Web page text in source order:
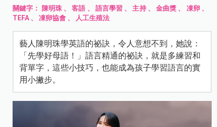
關鍵字： 陳明珠、客語 、 語言學習 、 主持、 金曲獎 、 凍卵、
TEFA 、凍卵協會 、 人工生殖法
藝人陳明珠學英語的祕訣，令人意想不到，她說：
「先學好母語！」語言精通的祕訣，就是多練習和
背單字，這些小技巧，也能成為孩子學習語言的實
用小撇步。